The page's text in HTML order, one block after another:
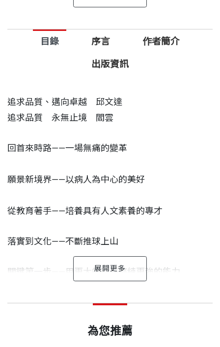
醫療院所的品質不外兩種，一內一外，分別是內部員
旦內部員工的自我要求很高，形塑出一個可以規律遵
患的期待而上門就診。在這種良性循環下，不少大型
團隊。
北醫附醫於2007年正式成立癌症中心後就訂下規矩，
系統接受管控，沒有醫師可以把這名病患藏起來，必
療策略。
全臺獨有的癌症領航護理師
一般大型醫院的個案管理師，從檢查、治療到探訪，
陪在癌患身旁的時間並不長。反觀北醫的癌症領航護
開始，就會主動做問卷了解他們的狀況及治療需求，
目錄 序言 作者簡介
出版資訊
追求品質、邁向卓越 邱文達
追求品質 永無止境 閻雲
回首來時路——一場無痛的變革
願景新境界——以病人為中心的美好
從教育著手——培養具有人文素養的專才
落實到文化——不斷推球上山
關鍵第一步——用更大的舞臺磨練更強的能力
新氣象開始——對的人、對的策略，還要強大的執行
透過這本小書的出版問世，臺北醫學大學一校三院師
誼會會長，獲得兩屆
出版日期 2013/05/31
為您推薦